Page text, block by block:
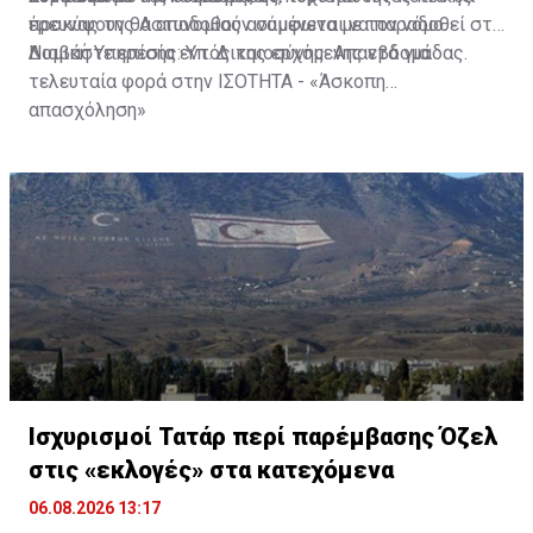
προκύψουν θα αποδοθούν σύμφωνα με τον νόμο.
έρευνας της Αστυνομίας αναμένεται να παραδοθεί στη
Νομική Υπηρεσία εντός της ερχόμενης εβδομάδας.
Διαβάστε επίσης:Υπ. Δικαιοσύνης: Απαντά για
τελευταία φορά στην ΙΣΟΤΗΤΑ - «Άσκοπη
απασχόληση»
Ισχυρισμοί Τατάρ περί παρέμβασης Όζελ
στις «εκλογές» στα κατεχόμενα
06.08.2026 13:17